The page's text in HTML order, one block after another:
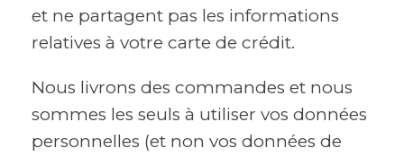
et ne partagent pas les informations
relatives à votre carte de crédit.
Nous livrons des commandes et nous
sommes les seuls à utiliser vos données
personnelles (et non vos données de